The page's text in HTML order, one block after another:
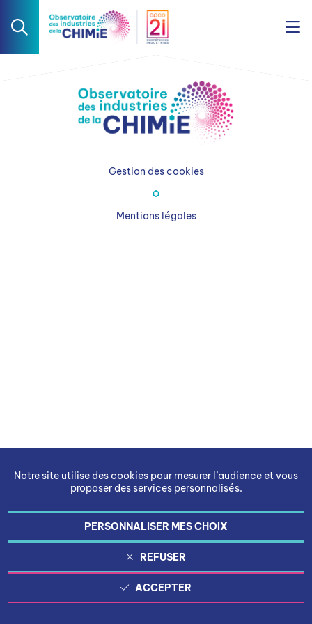
Notre site utilise des cookies pour mesurer l’audience et vous
proposer des services personnalisés.
PERSONNALISER MES CHOIX
REFUSER
ACCEPTER
Gestion des cookies
Mentions légales